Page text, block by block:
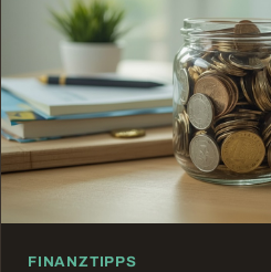
FINANZTIPPS